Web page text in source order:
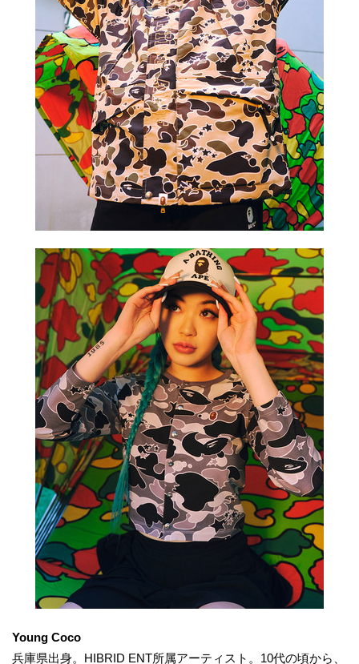
Young Coco
兵庫県出身。HIBRID ENT所属アーティスト。10代の頃から、